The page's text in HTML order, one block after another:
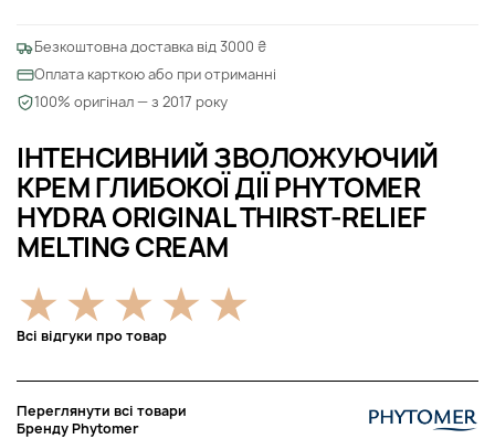
ІНТЕНСИВНИЙ ЗВОЛОЖУЮЧИЙ
КРЕМ ГЛИБОКОЇ ДІЇ PHYTOMER
HYDRA ORIGINAL THIRST-RELIEF
MELTING CREAM
Всі відгуки про товар
Переглянути всі товари
Бренду Phytomer
Безкоштовна доставка від 3000 ₴
Оплата карткою або при отриманні
100% оригінал — з 2017 року